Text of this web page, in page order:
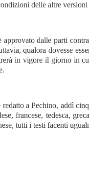
delle altre
approvato dalle parti
qualora dovesse
in vigore il giorno in
a Pechino, addì
francese, tedesca,
tutti i testi facenti